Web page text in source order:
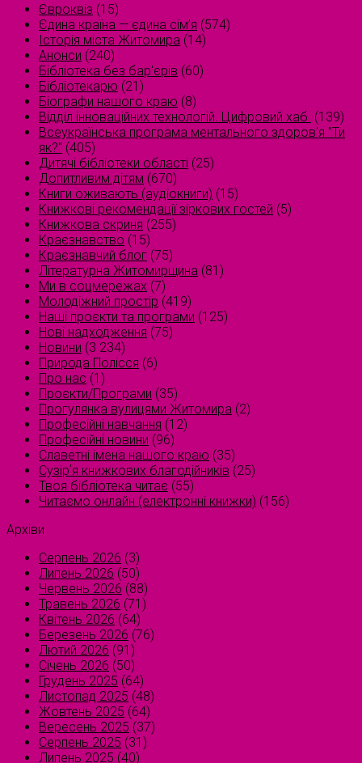
Євроквіз (15)
Єдина країна — єдина сім’я (574)
Історія міста Житомира (14)
Анонси (240)
Бібліотека без бар'єрів (60)
Бібліотекарю (21)
Біографи нашого краю (8)
Відділ інноваційних технологій. Цифровий хаб. (139)
Всеукраїнська програма ментального здоров'я "Ти
як?" (405)
Дитячі бібліотеки області (25)
Допитливим дітям (670)
Книги оживають (аудіокниги) (15)
Книжкові рекомендації зіркових гостей (5)
Книжкова скриня (255)
Краєзнавство (15)
Краєзнавчий блог (75)
Літературна Житомирщина (81)
Ми в соцмережах (7)
Молодіжний простір (419)
Наші проєкти та програми (125)
Нові надходження (75)
Новини (3 234)
Природа Полісся (6)
Про нас (1)
Проєкти/Програми (35)
Прогулянка вулицями Житомира (2)
Професійні навчання (12)
Професійні новини (96)
Славетні імена нашого краю (35)
Сузірʼя книжкових благодійників (25)
Твоя бібліотека читає (55)
Читаємо онлайн (електронні книжки) (156)
Архіви
Серпень 2026 (3)
Липень 2026 (50)
Червень 2026 (88)
Травень 2026 (71)
Квітень 2026 (64)
Березень 2026 (76)
Лютий 2026 (91)
Січень 2026 (50)
Грудень 2025 (64)
Листопад 2025 (48)
Жовтень 2025 (64)
Вересень 2025 (37)
Серпень 2025 (31)
Липень 2025 (40)